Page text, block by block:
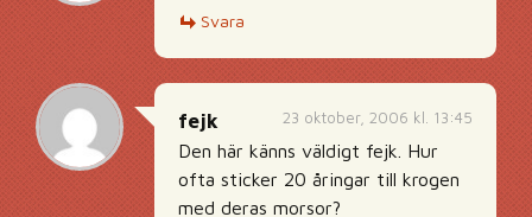
Svara
23 oktober, 2006 kl. 13:45
fejk
Den här känns väldigt fejk. Hur
ofta sticker 20 åringar till krogen
med deras morsor?